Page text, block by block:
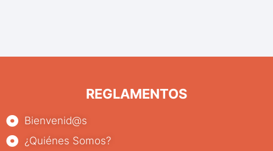
REGLAMENTOS
Bienvenid@s
¿Quiénes Somos?